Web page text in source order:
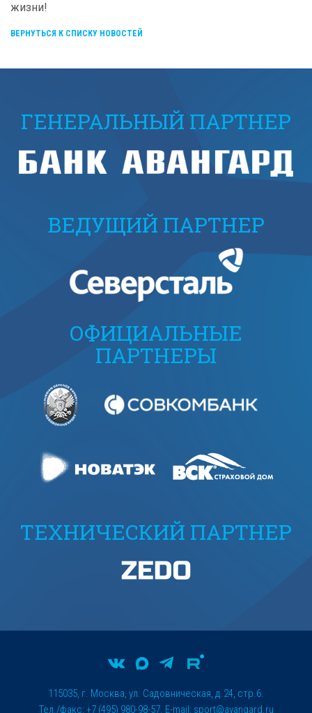
жизни!
ВЕРНУТЬСЯ К СПИСКУ НОВОСТЕЙ
ГЕНЕРАЛЬНЫЙ ПАРТНЕР
ВЕДУЩИЙ ПАРТНЕР
ОФИЦИАЛЬНЫЕ
ПАРТНЕРЫ
ТЕХНИЧЕСКИЙ ПАРТНЕР
115035, г. Москва, ул. Садовническая, д.24, стр.6.
Тел./факс: +7 (495) 980-98-57. E-mail: sport@avangard.ru